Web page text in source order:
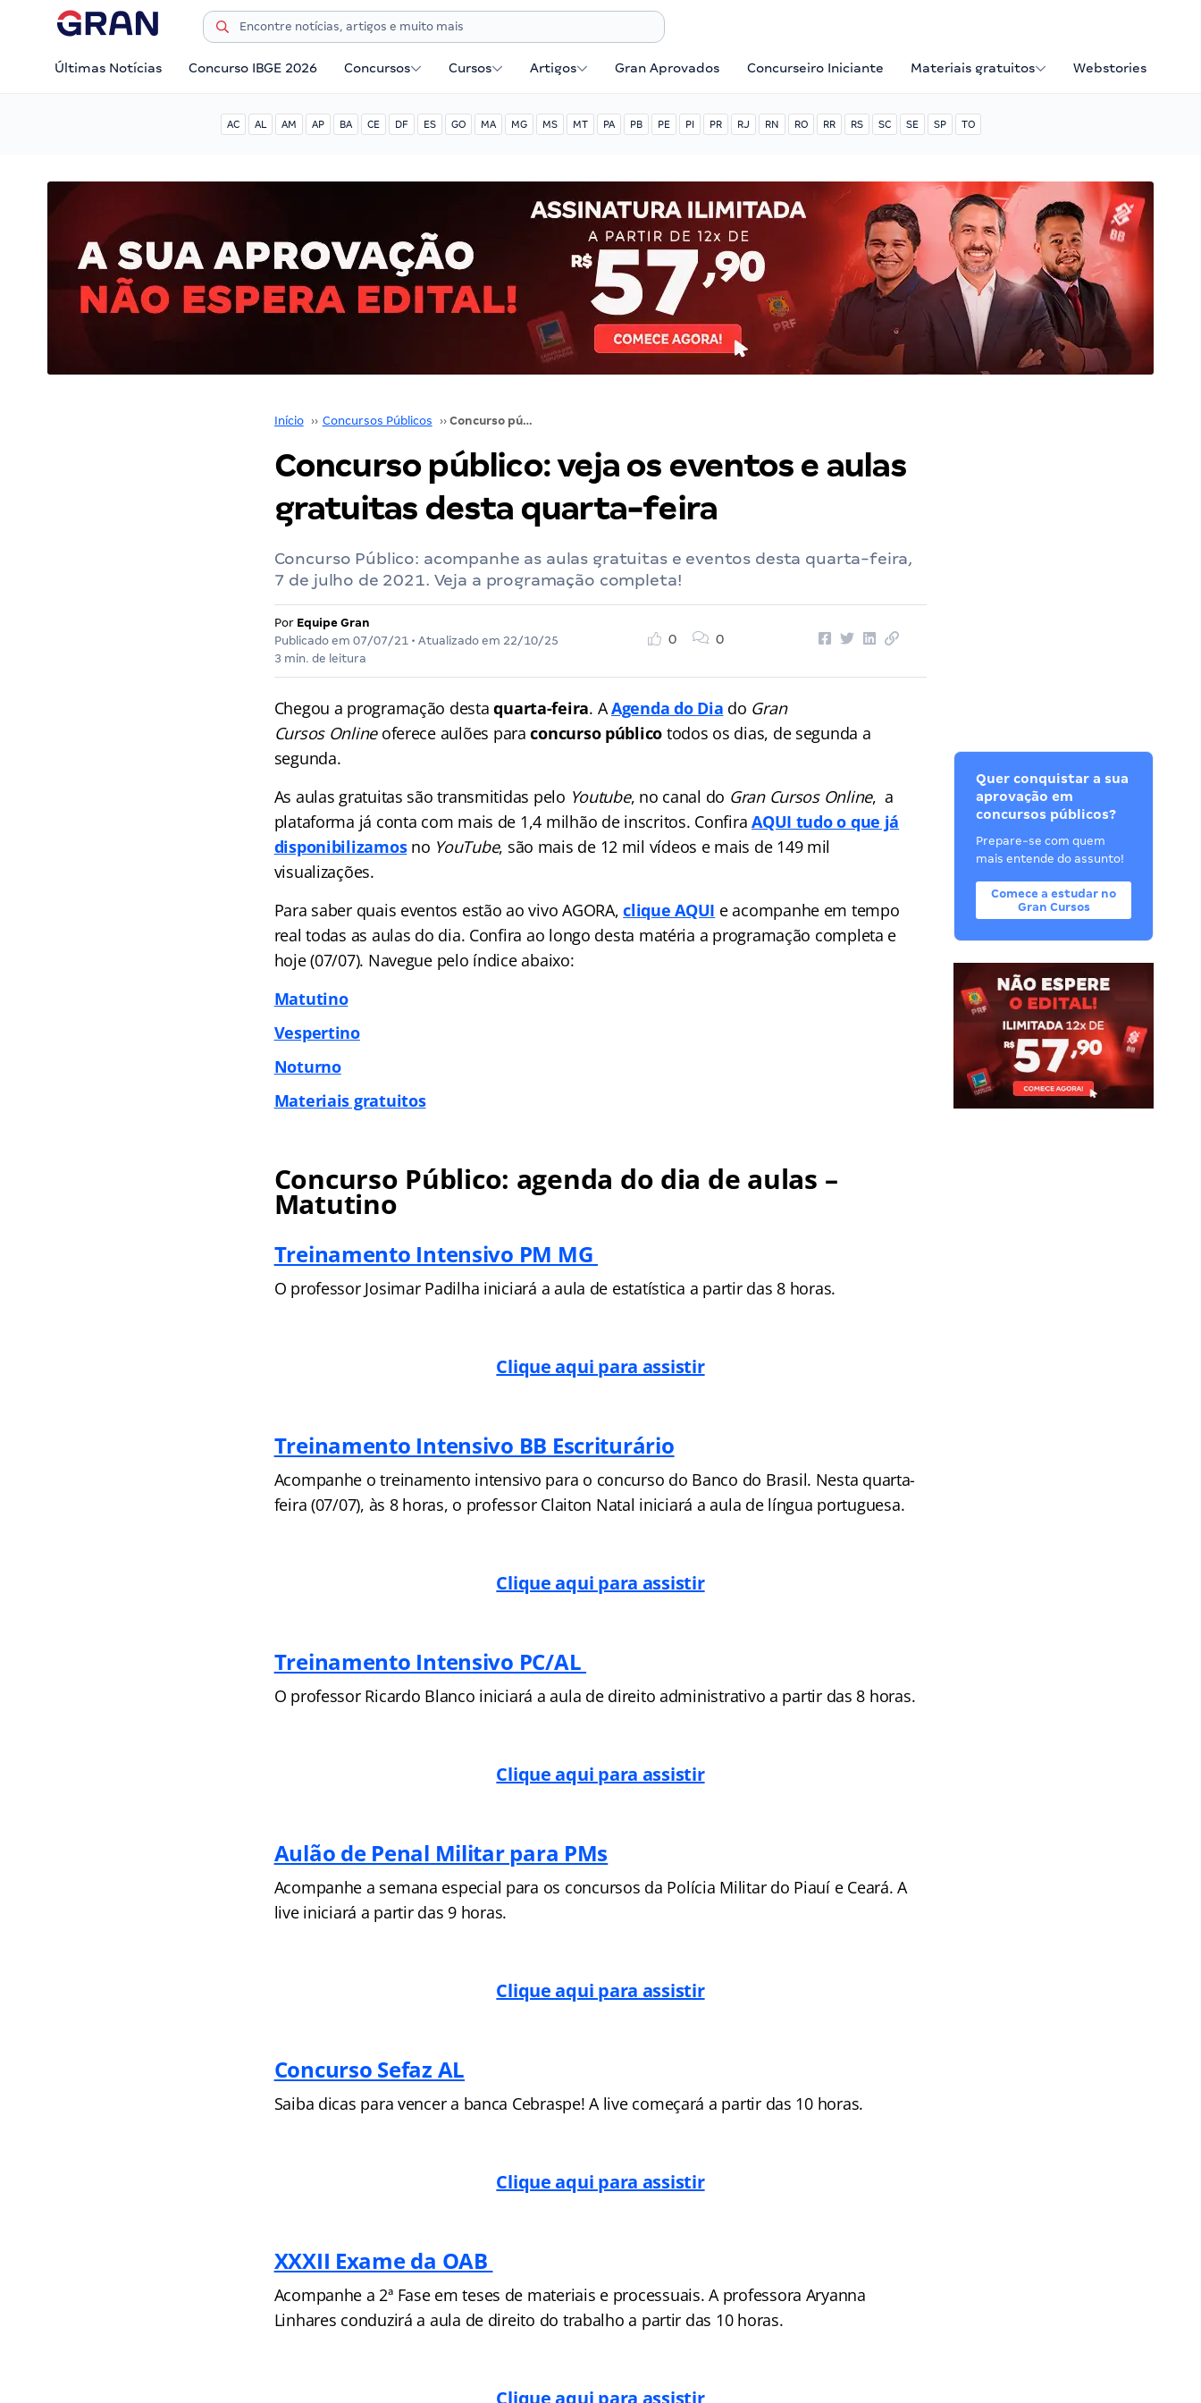
Últimas Notícias Concurso IBGE 2026 Concursos Cursos Artigos Gran Aprovados Concurseiro Iniciante Materiais gratuitos Webstories
AC AL AM AP BA CE DF ES GO MA MG MS MT PA PB PE PI PR RJ RN RO RR RS SC SE SP TO
Início ›› Concursos Públicos ›› Concurso público: veja os eventos e aulas gratuitas desta quarta-feira
Concurso público: veja os eventos e aulas
gratuitas desta quarta-feira
Concurso Público: acompanhe as aulas gratuitas e eventos desta quarta-feira,
7 de julho de 2021. Veja a programação completa!
Por Equipe Gran
Publicado em 07/07/21• Atualizado em 22/10/25
3 min. de leitura
0 0
Chegou a programação destaquarta-feira. AAgenda do Dia do Gran
Cursos Online oferece aulões paraconcurso público todos os dias, de segunda a
segunda.
As aulas gratuitas são transmitidas pelo Youtube, no canal do Gran Cursos Online, a
plataforma já conta com mais de 1,4 milhão de inscritos. ConfiraAQUI tudo o que já
disponibilizamosno YouTube, são mais de 12 mil vídeos e mais de 149 mil
visualizações.
Para saber quais eventos estão ao vivo AGORA,clique AQUI e acompanhe em tempo
real todas as aulas do dia. Confira ao longo desta matéria a programação completa e
hoje (07/07). Navegue pelo índice abaixo:
Matutino
Vespertino
Noturno
Materiais gratuitos
Concurso Público: agenda do dia de aulas –
Matutino
Treinamento Intensivo PM MG
O professor Josimar Padilha iniciará a aula de estatística a partir das 8 horas.
Clique aqui para assistir
Treinamento Intensivo BB Escriturário
Acompanhe o treinamento intensivo para o concurso do Banco do Brasil. Nesta quarta-
feira (07/07), às 8 horas, o professor Claiton Natal iniciará a aula de língua portuguesa.
Clique aqui para assistir
Treinamento Intensivo PC/AL
O professor Ricardo Blanco iniciará a aula de direito administrativo a partir das 8 horas.
Clique aqui para assistir
Aulão de Penal Militar para PMs
Acompanhe a semana especial para os concursos da Polícia Militar do Piauí e Ceará. A
live iniciará a partir das 9 horas.
Clique aqui para assistir
Concurso Sefaz AL
Saiba dicas para vencer a banca Cebraspe! A live começará a partir das 10 horas.
Clique aqui para assistir
XXXII Exame da OAB
Acompanhe a 2ª Fase em teses de materiais e processuais. A professora Aryanna
Linhares conduzirá a aula de direito do trabalho a partir das 10 horas.
Clique aqui para assistir
Quer conquistar a sua
aprovação em
concursos públicos?
Prepare-se com quem
mais entende do assunto!
Comece a estudar no
Gran Cursos